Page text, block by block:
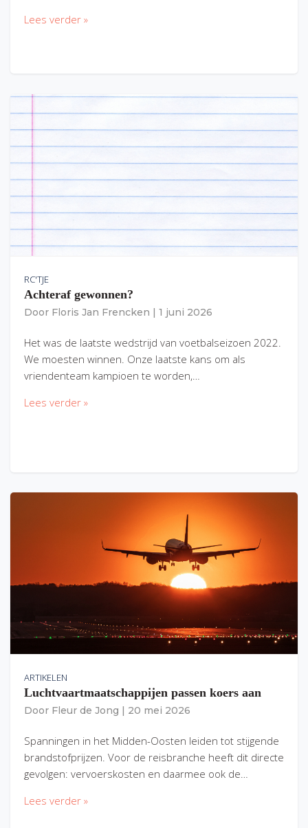
Lees verder »
RC'TJE
Achteraf gewonnen?
Door Floris Jan Frencken 1 juni 2026
Het was de laatste wedstrijd van voetbalseizoen 2022.
We moesten winnen. Onze laatste kans om als
vriendenteam kampioen te worden,…
Lees verder »
ARTIKELEN
Luchtvaartmaatschappijen passen koers aan
Door Fleur de Jong 20 mei 2026
Spanningen in het Midden-Oosten leiden tot stijgende
brandstofprijzen. Voor de reisbranche heeft dit directe
gevolgen: vervoerskosten en daarmee ook de…
Lees verder »